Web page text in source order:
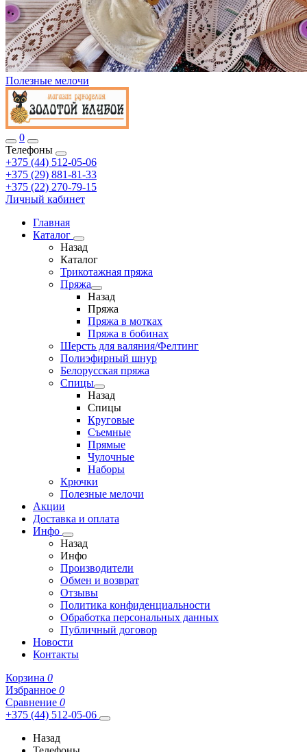
Полезные мелочи
0
Телефоны
+375 (44) 512-05-06
+375 (29) 881-81-33
+375 (22) 270-79-15
Личный кабинет
Главная
Каталог
Назад
Каталог
Трикотажная пряжа
Пряжа
Назад
Пряжа
Пряжа в мотках
Пряжа в бобинах
Шерсть для валяния/Фелтинг
Полиэфирный шнур
Белорусская пряжа
Спицы
Назад
Спицы
Круговые
Съемные
Прямые
Чулочные
Наборы
Крючки
Полезные мелочи
Акции
Доставка и оплата
Инфо
Назад
Инфо
Производители
Обмен и возврат
Отзывы
Политика конфиденциальности
Обработка персональных данных
Публичный договор
Новости
Контакты
Корзина 0
Избранное 0
Сравнение 0
+375 (44) 512-05-06
Назад